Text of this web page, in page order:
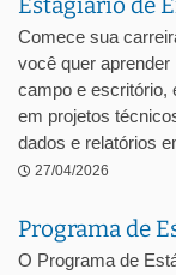
Comece sua
você quer aprender
campo e escritório,
em projetos
dados e relatórios
27/04/2026
Programa de
O Programa de